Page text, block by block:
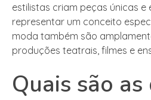
estilistas criam peças únicas
representar um conceito
moda também são
produções teatrais, filmes e
Quais são